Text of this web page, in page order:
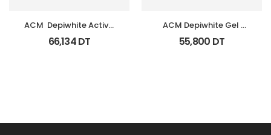
ACM  Depiwhite Active
Gel Unifiant Anti Taches
40Ml
66,134DT
ACM Depiwhite Gel
Contour Yeux Tb 15Ml
55,800 DT